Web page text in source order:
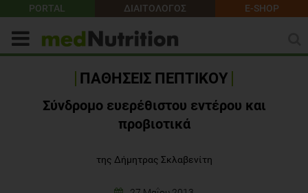
PORTAL ΔΙΑΙΤΟΛΟΓΟΣ E-SHOP
ΠΑΘΗΣΕΙΣ ΠΕΠΤΙΚΟΥ
Σύνδρομο ευερέθιστου εντέρου και
προβιοτικά
της Δήμητρας Σκλαβενίτη